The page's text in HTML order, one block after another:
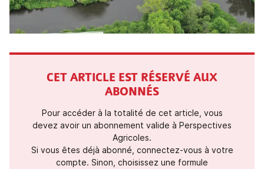
CET ARTICLE EST RÉSERVÉ AUX
ABONNÉS
Pour accéder à la totalité de cet article, vous
devez avoir un abonnement valide à Perspectives
Agricoles.
Si vous êtes déjà abonné, connectez-vous à votre
compte. Sinon, choisissez une formule